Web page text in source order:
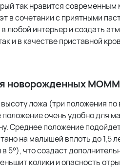
так нравится
в сочетании с приятными
любой интерьер и создать
и в качестве приставной
ложа (три положения по
очень удобно для
Среднее положение
на малышей вплоть до 1,5
5°), что создаст
колики и опасность